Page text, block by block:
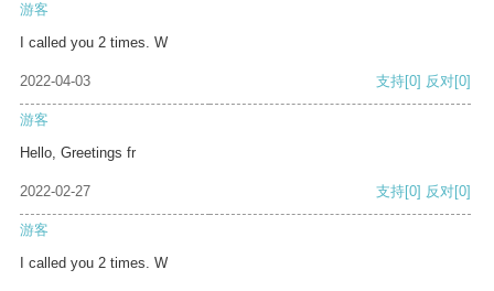
游客
I called you 2 times. W
2022-04-03 支持[0] 反对[0]
游客
Hello, Greetings fr
2022-02-27 支持[0] 反对[0]
游客
I called you 2 times. W